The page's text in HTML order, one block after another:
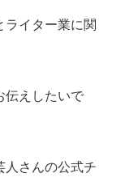
ライター業に関
伝えしたいで
人さんの公式チ